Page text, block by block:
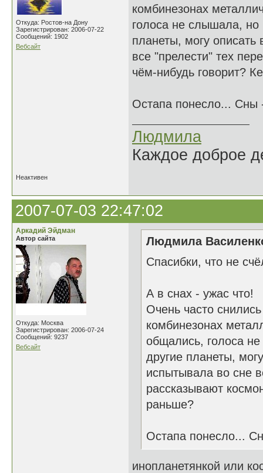
Откуда: Ростов-на Дону
Зарегистрирован: 2006-07-22
Сообщений: 1902
Вебсайт
комбинезонах
голоса не слышала, но
планеты, могу
все "прелести" тех
чём-нибудь говорит?
Остапа понесло... Сны
Людмила
Каждое доброе
Неактивен
2007-07-03 22:47:02
Аркадий Эйдман
Автор сайта
Откуда: Москва
Зарегистрирован: 2006-07-24
Сообщений: 9237
Вебсайт
Людмила
Спасибки, что не
А в снах - ужас что!
Очень часто
комбинезонах
общались, голоса
другие планеты,
испытывала во сне
рассказывают
раньше?
Остапа понесло...
инопланетянкой или